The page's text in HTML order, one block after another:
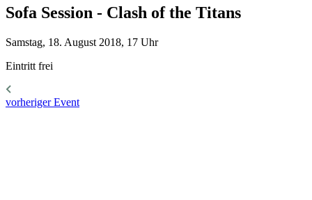
Sofa Session - Clash of the Titans
Samstag, 18. August 2018, 17 Uhr
Eintritt frei
vorheriger Event